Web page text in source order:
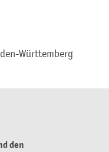
den
Württemberg